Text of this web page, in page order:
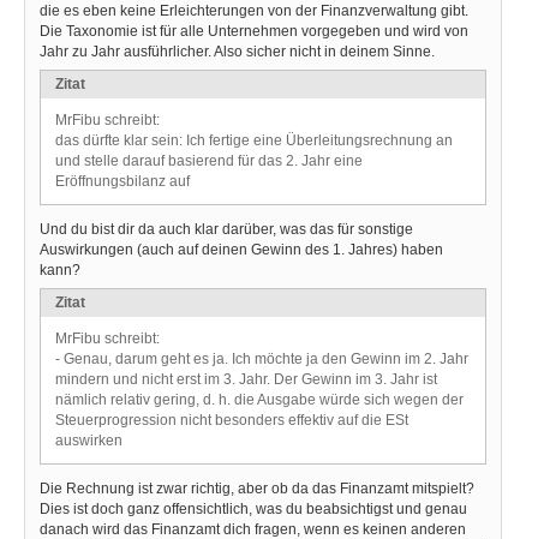
die es eben keine Erleichterungen von der Finanzverwaltung gibt.
Die Taxonomie ist für alle Unternehmen vorgegeben und wird von
Jahr zu Jahr ausführlicher. Also sicher nicht in deinem Sinne.
Zitat
MrFibu schreibt:
das dürfte klar sein: Ich fertige eine Überleitungsrechnung an
und stelle darauf basierend für das 2. Jahr eine
Eröffnungsbilanz auf
Und du bist dir da auch klar darüber, was das für sonstige
Auswirkungen (auch auf deinen Gewinn des 1. Jahres) haben
kann?
Zitat
MrFibu schreibt:
- Genau, darum geht es ja. Ich möchte ja den Gewinn im 2. Jahr
mindern und nicht erst im 3. Jahr. Der Gewinn im 3. Jahr ist
nämlich relativ gering, d. h. die Ausgabe würde sich wegen der
Steuerprogression nicht besonders effektiv auf die ESt
auswirken
Die Rechnung ist zwar richtig, aber ob da das Finanzamt mitspielt?
Dies ist doch ganz offensichtlich, was du beabsichtigst und genau
danach wird das Finanzamt dich fragen, wenn es keinen anderen